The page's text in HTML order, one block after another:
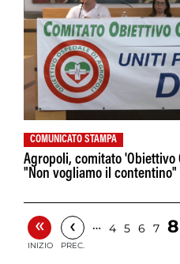
COMUNICATO STAMPA
Agropoli, comitato 'Obiettivo
"Non vogliamo il contentino"
«
INIZIO
‹
PREC.
… 4 5 6 7 8